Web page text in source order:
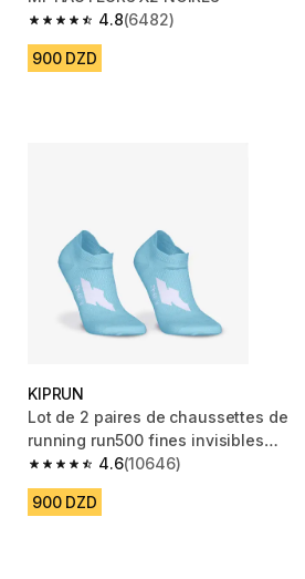
4.8
4.8 out of 5 stars from 6482 reviews
(6482)
900 DZD
KIPRUN
Lot de 2 paires de chaussettes de
running run500 fines invisibles
turquoise4.6
4.6 out of 5 stars from 10646
(10646)
900 DZD